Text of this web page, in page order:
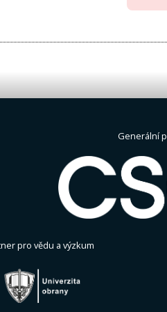
Generální
pro vědu a výzkum